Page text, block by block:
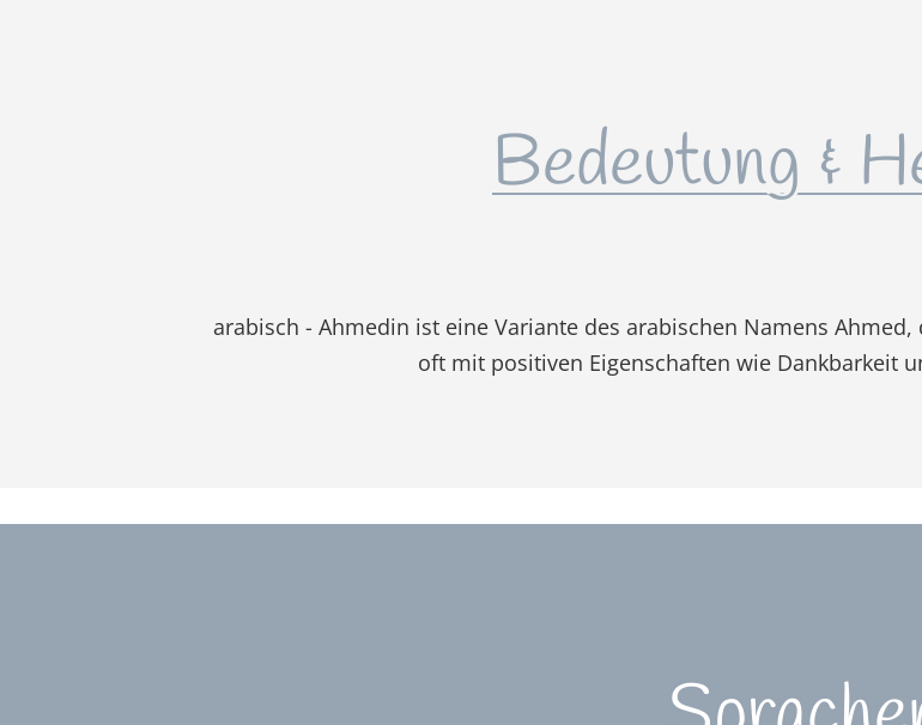
Bedeutung &
arabisch - Ahmedin ist eine Variante des arabischen Namens
oft mit positiven Eigenschaften wie Dankbarkeit